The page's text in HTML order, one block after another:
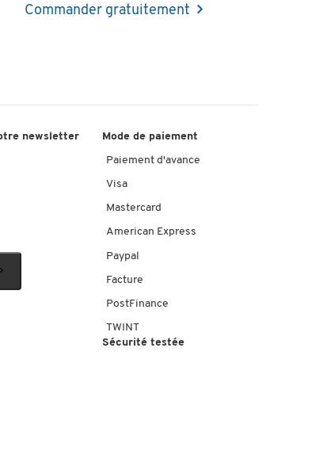
Commander gratuitement
newsletter Mode de paiement
Paiement d'avance
Visa
Mastercard
American Express
Paypal
Facture
PostFinance
TWINT
Sécurité testée